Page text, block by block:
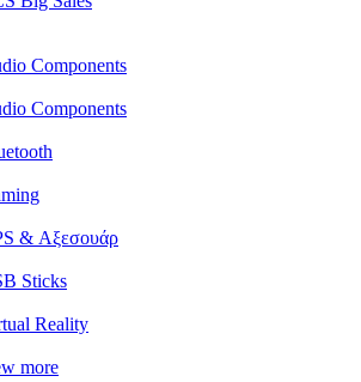
Components
Components
& Αξεσουάρ
Sticks
Reality
more